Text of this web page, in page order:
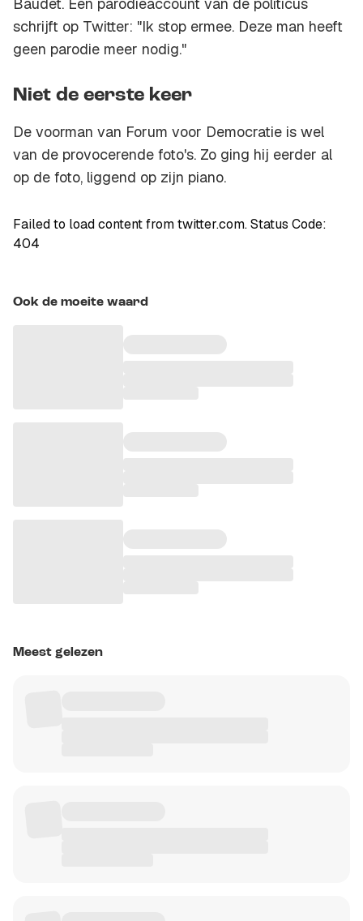
Baudet. Een parodieaccount van de politicus
schrijft op Twitter: "Ik stop ermee. Deze man heeft
geen parodie meer nodig."
Niet de eerste keer
De voorman van Forum voor Democratie is wel
van de provocerende foto's. Zo ging hij eerder al
op de foto, liggend op zijn piano.
Failed to load content from twitter.com. Status Code:
404
Ook de moeite waard
Meest gelezen